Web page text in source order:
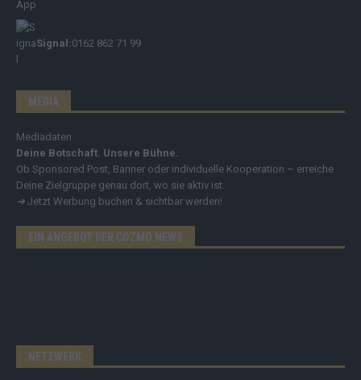
Signal:0162 862 71 99
MEDIA
Mediadaten
Deine Botschaft. Unsere Bühne.
Ob Sponsored Post, Banner oder individuelle Kooperation – erreiche
Deine Zielgruppe genau dort, wo sie aktiv ist.
➔ Jetzt Werbung buchen & sichtbar werden!
EIN ANGEBOT DER COZMO NEWS
NETZWERK